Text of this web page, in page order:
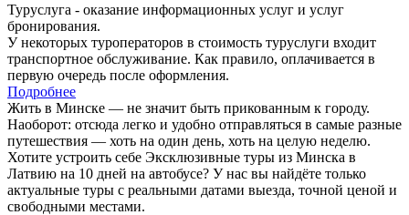
Туруслуга - оказание информационных услуг и услуг
бронирования.
У некоторых туроператоров в стоимость туруслуги входит
транспортное обслуживание. Как правило, оплачивается в
первую очередь после оформления.
Подробнее
Жить в Минске — не значит быть прикованным к городу.
Наоборот: отсюда легко и удобно отправляться в самые разные
путешествия — хоть на один день, хоть на целую неделю.
Хотите устроить себе Эксклюзивные туры из Минска в
Латвию на 10 дней на автобусе? У нас вы найдёте только
актуальные туры с реальными датами выезда, точной ценой и
свободными местами.